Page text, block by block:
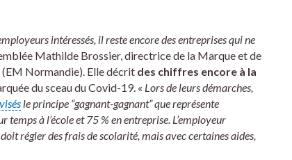
intéressés, il reste encore des entreprises qui ne
Mathilde Brossier, directrice de la Marque et de
(EM Normandie). Elle décrit des chiffres encore à la
du sceau du Covid-19. « Lors de leurs démarches,
le principe “gagnant-gagnant” que représente
temps à l’école et 75 % en entreprise. L’employeur
régler des frais de scolarité, mais avec certaines aides,